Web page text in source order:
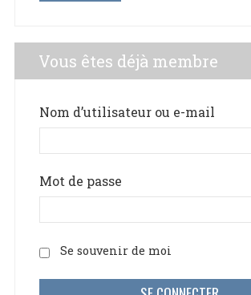
Vous êtes déjà membre
Nom d’utilisateur ou e-mail
Mot de passe
Se souvenir de moi